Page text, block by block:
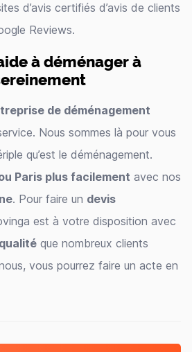
d’avis certifiés d’avis de clients
Reviews.
à déménager à
de déménagement
Nous sommes là pour vous
qu’est le déménagement.
Paris plus facilement avec nos
. Pour faire un devis
est à votre disposition avec
que nombreux clients
vous pourrez faire un acte en